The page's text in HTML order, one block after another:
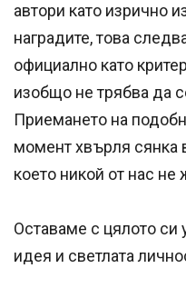
автори като изрично
наградите, това
официално като
изобщо не трябва да
Приемането на
момент хвърля сянка
което никой от нас не
Оставаме с цялото
идея и светлата